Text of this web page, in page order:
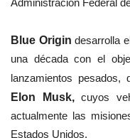
Blue Origindesarrolla
una década con el
lanzamientos pesados,
Elon Musk,cuyos
actualmente las
Estados Unidos.